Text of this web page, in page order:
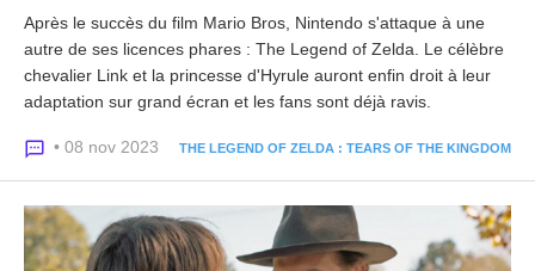
Après le succès du film Mario Bros, Nintendo s'attaque à une
autre de ses licences phares : The Legend of Zelda. Le célèbre
chevalier Link et la princesse d'Hyrule auront enfin droit à leur
adaptation sur grand écran et les fans sont déjà ravis.
• 08 nov 2023 THE LEGEND OF ZELDA : TEARS OF THE KINGDOM